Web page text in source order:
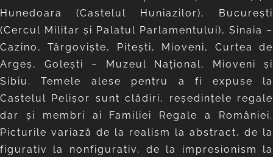
Hunedoara (Castelul Huniazilor), Bucureşti
(Cercul Militar şi Palatul Parlamentului), Sinaia –
Cazino, Târgovişte, Piteşti, Mioveni, Curtea de
Argeş, Goleşti – Muzeul Naţional, Mioveni și
Sibiu. Temele alese pentru a fi expuse la
Castelul Pelișor sunt clădiri, reședințele regale
dar și membri ai Familiei Regale a României.
Picturile variază de la realism la abstract, de la
figurativ la nonfigurativ, de la impresionism la